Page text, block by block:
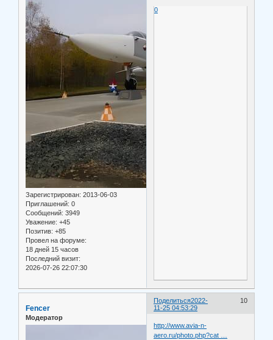
Зарегистрирован: 2013-06-03
Приглашений: 0
Сообщений: 3949
Уважение: +45
Позитив: +85
Провел на форуме:
18 дней 15 часов
Последний визит:
2026-07-26 22:07:30
0
Поделиться 10
2022-
11-25 04:53:29
Fencer
Модератор
http://www.avia-n-
aero.ru/photo.php?cat …